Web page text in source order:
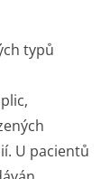
typů
U pacientů